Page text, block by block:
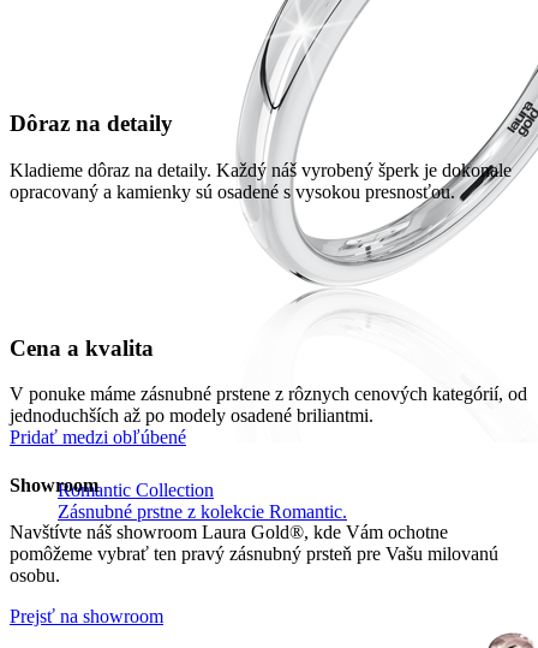
Romantic Collection
Zásnubné prstne z kolekcie Romantic.
Dôraz na detaily
Kladieme dôraz na detaily. Každý náš vyrobený šperk je dokonale
opracovaný a kamienky sú osadené s vysokou presnosťou.
Cena a kvalita
V ponuke máme zásnubné prstene z rôznych cenových kategórií, od
jednoduchších až po modely osadené briliantmi.
Pridať medzi obľúbené
Showroom
Navštívte náš showroom Laura Gold®, kde Vám ochotne
pomôžeme vybrať ten pravý zásnubný prsteň pre Vašu milovanú
osobu.
Prejsť na showroom